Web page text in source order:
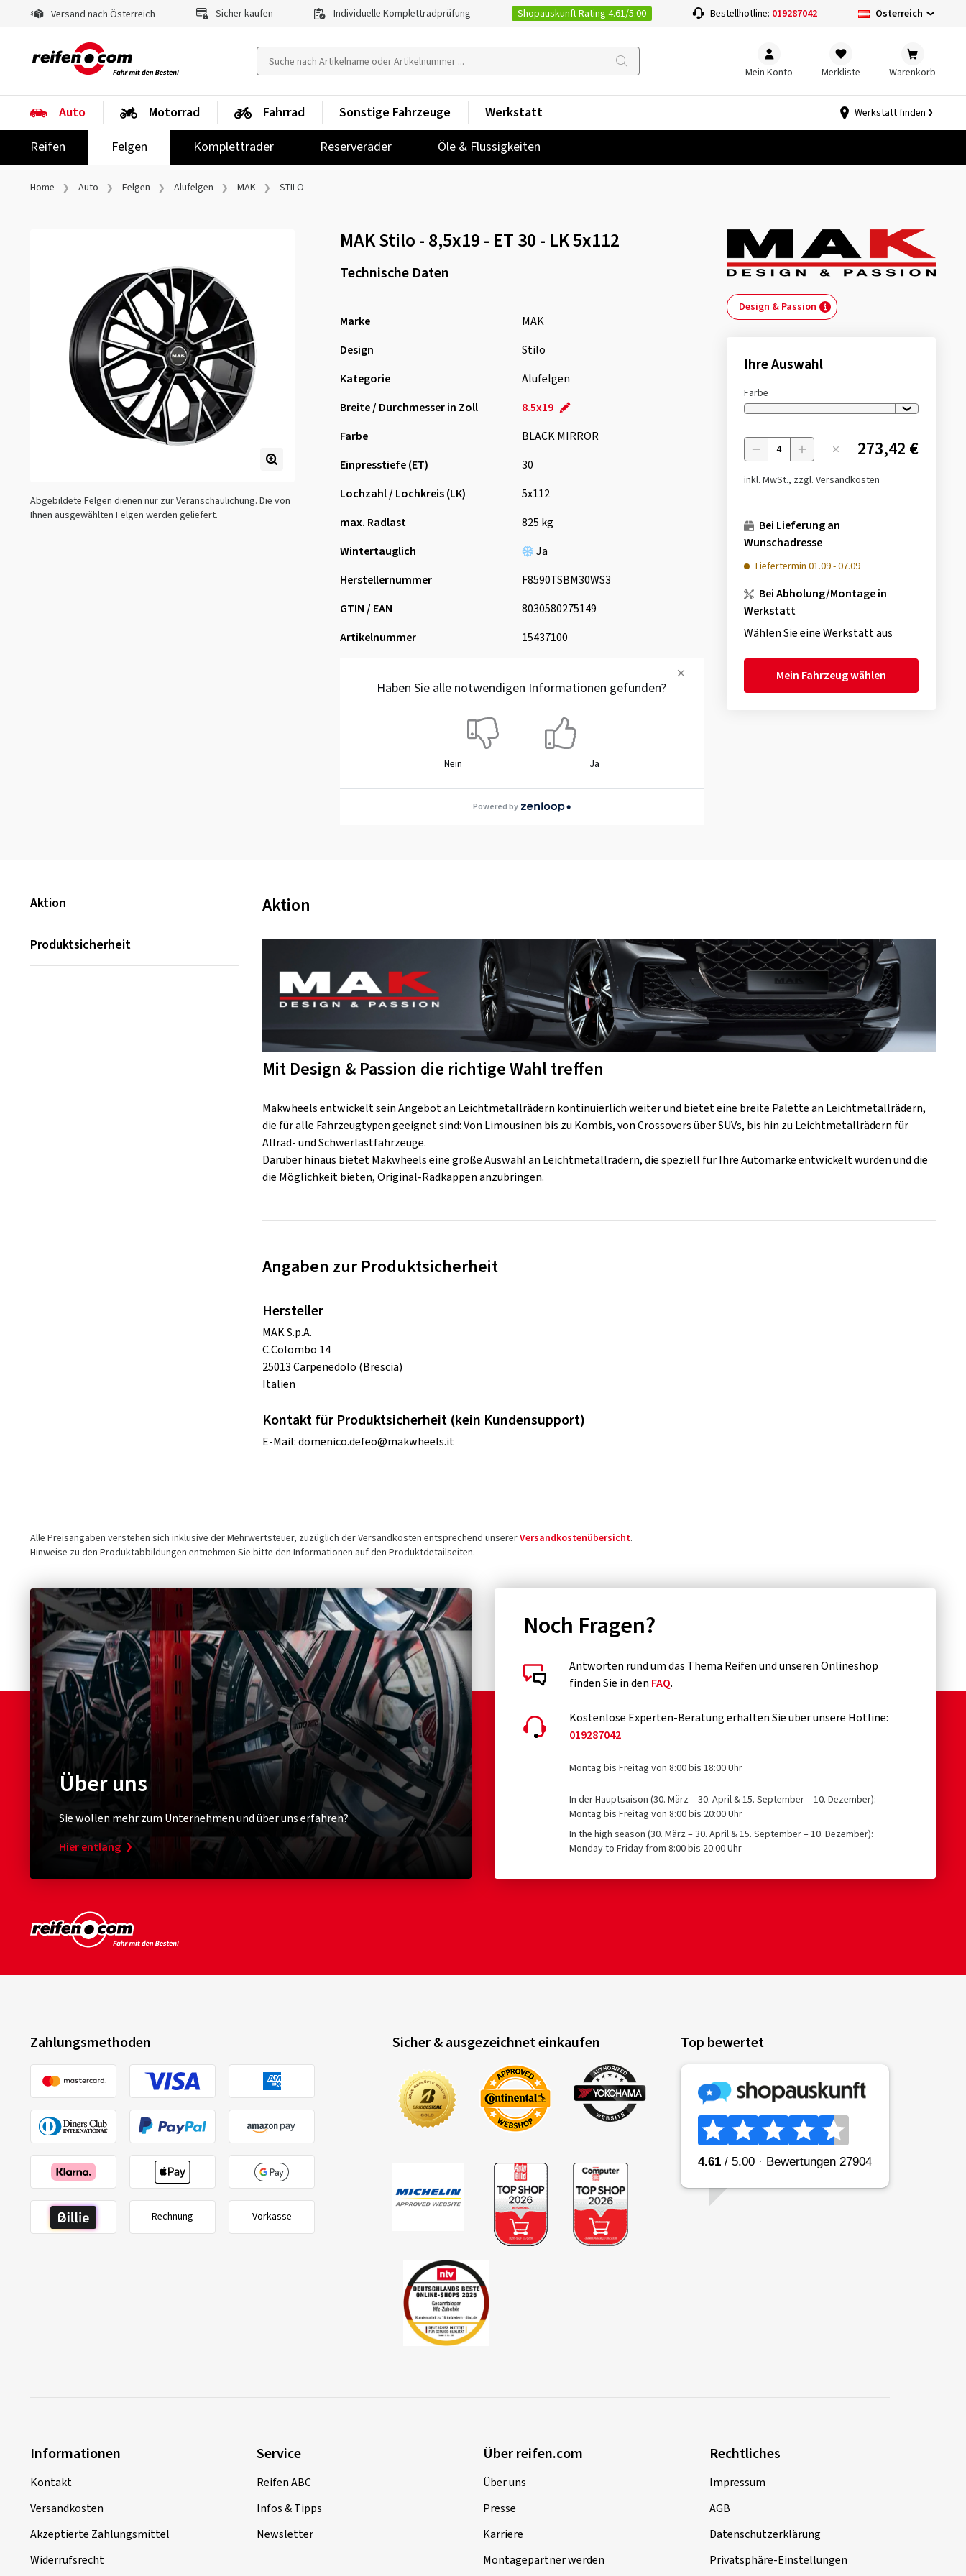
Versand nach Österreich Sicher kaufen Individuelle Komplettradprüfung Shopauskunft Rating 4.61/5.00 Bestellhotline: 019287042 Österreich
Mein Konto Merkliste Warenkorb
Auto
Reifen
Felgen Kompletträder Reserveräder Öle & Flüssigkeiten
Motorrad Fahrrad Sonstige Fahrzeuge Werkstatt Werkstatt finden
Home Auto Felgen Alufelgen MAK STILO
Abgebildete Felgen dienen nur zur Veranschaulichung. Die von
Ihnen ausgewählten Felgen werden geliefert.
MAK Stilo - 8,5x19 - ET 30 - LK 5x112
Technische Daten
Marke
MAK
Design
Stilo
Kategorie
Alufelgen
Breite / Durchmesser in Zoll
8.5x19
Farbe
BLACK MIRROR
Einpresstiefe (ET)
30
Lochzahl / Lochkreis (LK)
5x112
max. Radlast
825 kg
Wintertauglich
Ja
Herstellernummer
F8590TSBM30WS3
GTIN / EAN
8030580275149
Artikelnummer
15437100
Haben Sie alle notwendigen Informationen gefunden?
Nein Ja
Powered by
Design & Passion
Ihre Auswahl
Farbe
Menge 273,42 €
inkl. MwSt., zzgl. Versandkosten
Bei Lieferung an
Wunschadresse
Liefertermin 01.09-07.09
Bei Abholung/Montage in
Werkstatt
Wählen Sie eine Werkstatt aus
Mein Fahrzeug wählen
Aktion
Produktsicherheit
Aktion
Mit Design & Passion die richtige Wahl treffen
Makwheels entwickelt sein Angebot an Leichtmetallrädern kontinuierlich weiter und bietet eine breite Palette an Leichtmetallrädern,
die für alle Fahrzeugtypen geeignet sind: Von Limousinen bis zu Kombis, von Crossovers über SUVs, bis hin zu Leichtmetallrädern für
Allrad- und Schwerlastfahrzeuge.
Darüber hinaus bietet Makwheels eine große Auswahl an Leichtmetallrädern, die speziell für Ihre Automarke entwickelt wurden und die
die Möglichkeit bieten, Original-Radkappen anzubringen.
Angaben zur Produktsicherheit
Hersteller
MAK S.p.A.
C.Colombo 14
25013 Carpenedolo (Brescia)
Italien
Kontakt für Produktsicherheit (kein Kundensupport)
E-Mail:domenico.defeo@makwheels.it
Alle Preisangaben verstehen sich inklusive der Mehrwertsteuer, zuzüglich der Versandkosten entsprechend unsererVersandkostenübersicht.
Hinweise zu den Produktabbildungen entnehmen Sie bitte den Informationen auf den Produktdetailseiten.
Über uns
Sie wollen mehr zum Unternehmen und über uns erfahren?
Hier entlang
Noch Fragen?
Antworten rund um das Thema Reifen und unseren Onlineshop
finden Sie in den FAQ.
Kostenlose Experten-Beratung erhalten Sie über unsere Hotline:
019287042
Montag bis Freitag von 8:00 bis 18:00 Uhr
In der Hauptsaison (30. März – 30. April & 15. September – 10. Dezember):
Montag bis Freitag von 8:00 bis 20:00 Uhr
In the high season (30. März – 30. April & 15. September – 10. Dezember):
Monday to Friday from 8:00 bis 20:00 Uhr
Zahlungsmethoden
Rechnung Vorkasse
Sicher & ausgezeichnet einkaufen Top bewertet
Informationen
Kontakt
Versandkosten
Akzeptierte Zahlungsmittel
Widerrufsrecht
Service
Reifen ABC
Infos & Tipps
Newsletter
Über reifen.com
Über uns
Presse
Karriere
Montagepartner werden
Rechtliches
Impressum
AGB
Datenschutzerklärung
Privatsphäre-Einstellungen